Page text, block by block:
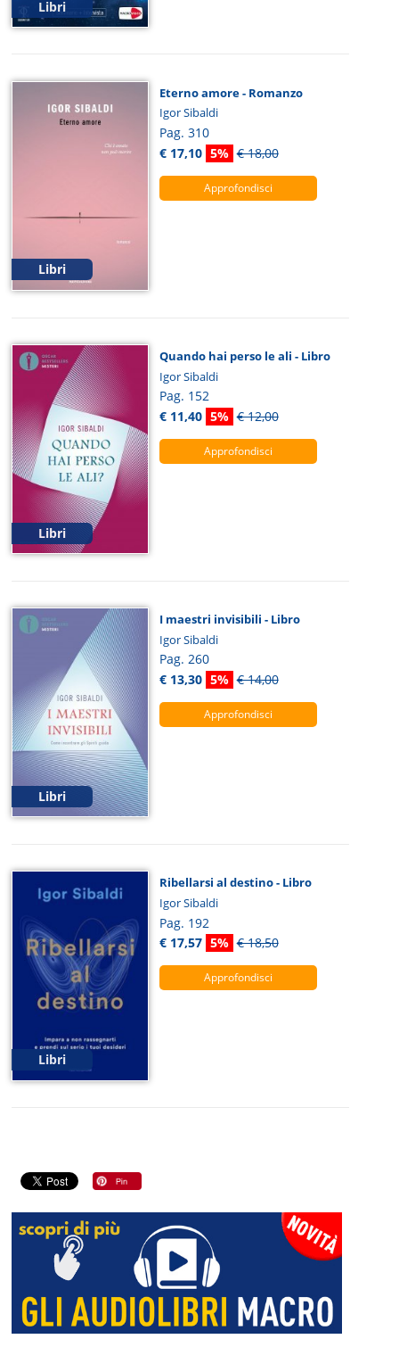
Libri
Libri
Eterno amore - Romanzo
Igor Sibaldi
Pag. 310
€ 17,10 5% € 18,00
Approfondisci
Libri
Quando hai perso le ali - Libro
Igor Sibaldi
Pag. 152
€ 11,40 5% € 12,00
Approfondisci
Libri
I maestri invisibili - Libro
Igor Sibaldi
Pag. 260
€ 13,30 5% € 14,00
Approfondisci
Libri
Ribellarsi al destino - Libro
Igor Sibaldi
Pag. 192
€ 17,57 5% € 18,50
Approfondisci